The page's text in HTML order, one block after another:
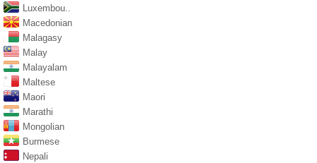
Luxembou..
Macedonian
Malagasy
Malay
Malayalam
Maltese
Maori
Marathi
Mongolian
Burmese
Nepali